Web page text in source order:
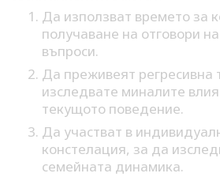
Да използват времето за
получаване на отговори
въпроси.
Да преживеят регресивна
изследвате миналите
текущото поведение.
Да участват в
констелация, за да
семейната динамика.